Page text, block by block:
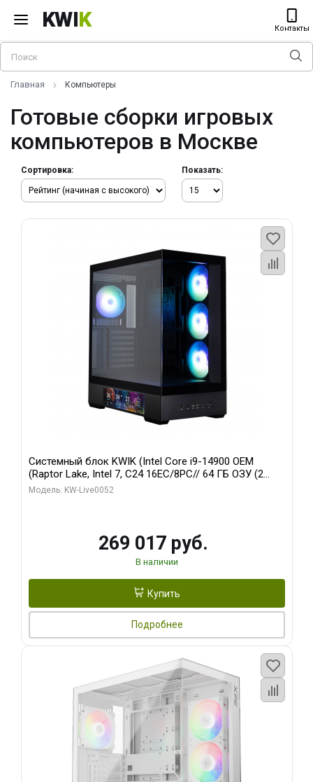
KWIK Контакты
Главная Компьютеры
Готовые сборки игровых
компьютеров в Москве
Сортировка: Показать:
Системный блок KWIK (Intel Core i9-14900 OEM
(Raptor Lake, Intel 7, C24 16EC/8PC// 64 ГБ ОЗУ (2
модуля)/ Palit RTX5080 GAMINGPRO OC 16GB GDDR7
Модель: KW-Live0052
269 017 руб.
В наличии
Купить
Подробнее